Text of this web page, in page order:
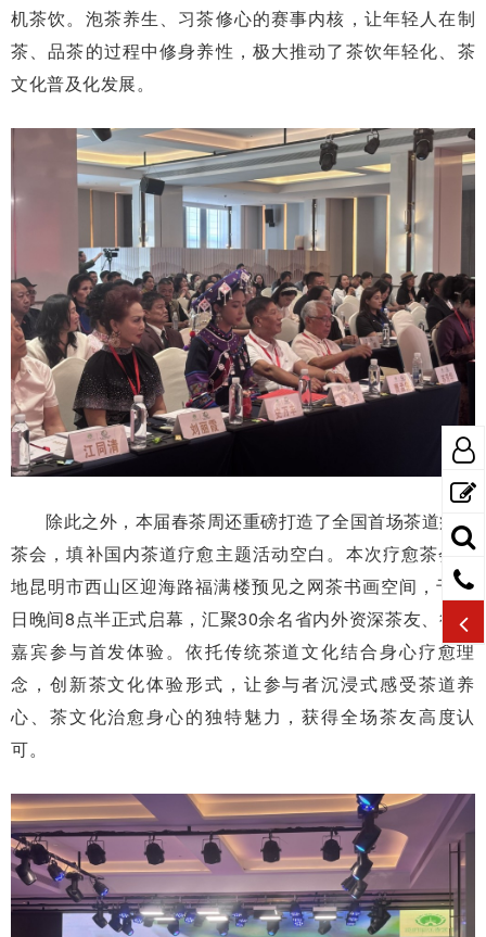
机茶饮。泡茶养生、习茶修心的赛事内核，让年轻人在制
茶、品茶的过程中修身养性，极大推动了茶饮年轻化、茶
文化普及化发展。
除此之外，本届春茶周还重磅打造了全国首场茶道疗愈
茶会，填补国内茶道疗愈主题活动空白。本次疗愈茶会落
地昆明市西山区迎海路福满楼预见之网茶书画空间，于24
日晚间8点半正式启幕，汇聚30余名省内外资深茶友、行业
嘉宾参与首发体验。依托传统茶道文化结合身心疗愈理
念，创新茶文化体验形式，让参与者沉浸式感受茶道养
心、茶文化治愈身心的独特魅力，获得全场茶友高度认
可。